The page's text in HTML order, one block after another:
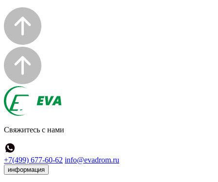
Свяжитесь с нами
+7(499) 677-60-62 info@evadrom.ru
информация